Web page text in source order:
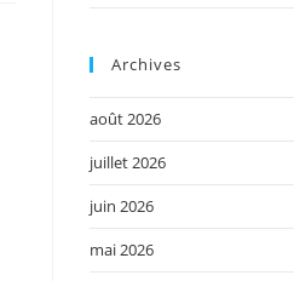
Archives
août 2026
juillet 2026
juin 2026
mai 2026